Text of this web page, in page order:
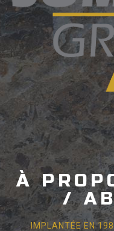
À
/
IMPLANTÉE EN